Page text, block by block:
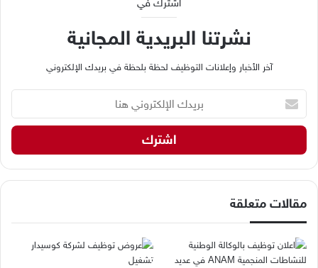
نشرتنا البريدية المجانية
آخر الأخبار وإعلانات التوظيف لحظة بلحظة في بريدك الإلكتروني
ي
ك
ا
إ
ت
ر
مقالات متعلقة